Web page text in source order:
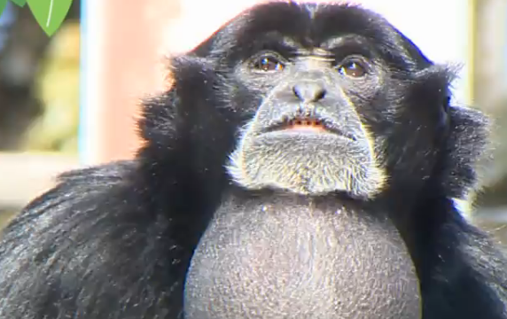
CCNet Web TV』は2024年9月24日からリニューアルします！
り、お住まいの地域の動画コンテンツが一目瞭然。
ブラウザから、いつでも・どこでも・外出先でも！
リア20市町の地域情報番組をご視聴いただけます！
はご加入者様へのサービス向上のため、
を利用いただくには、一部コンテンツを除き、
加入と『CCNetマイページ※』へのログインが必要となります。
承の程よろしくお願いいたします。